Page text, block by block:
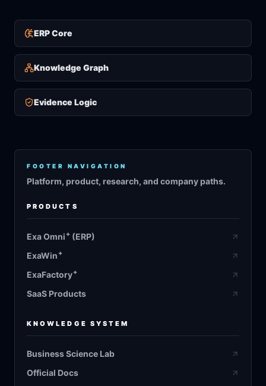
ERP Core
Knowledge Graph
Evidence Logic
FOOTER NAVIGATION
Platform, product, research, and company paths.
PRODUCTS
Exa Omni +(ERP)
ExaWin +
ExaFactory+
SaaS Products
KNOWLEDGE SYSTEM
Business Science Lab
Official Docs